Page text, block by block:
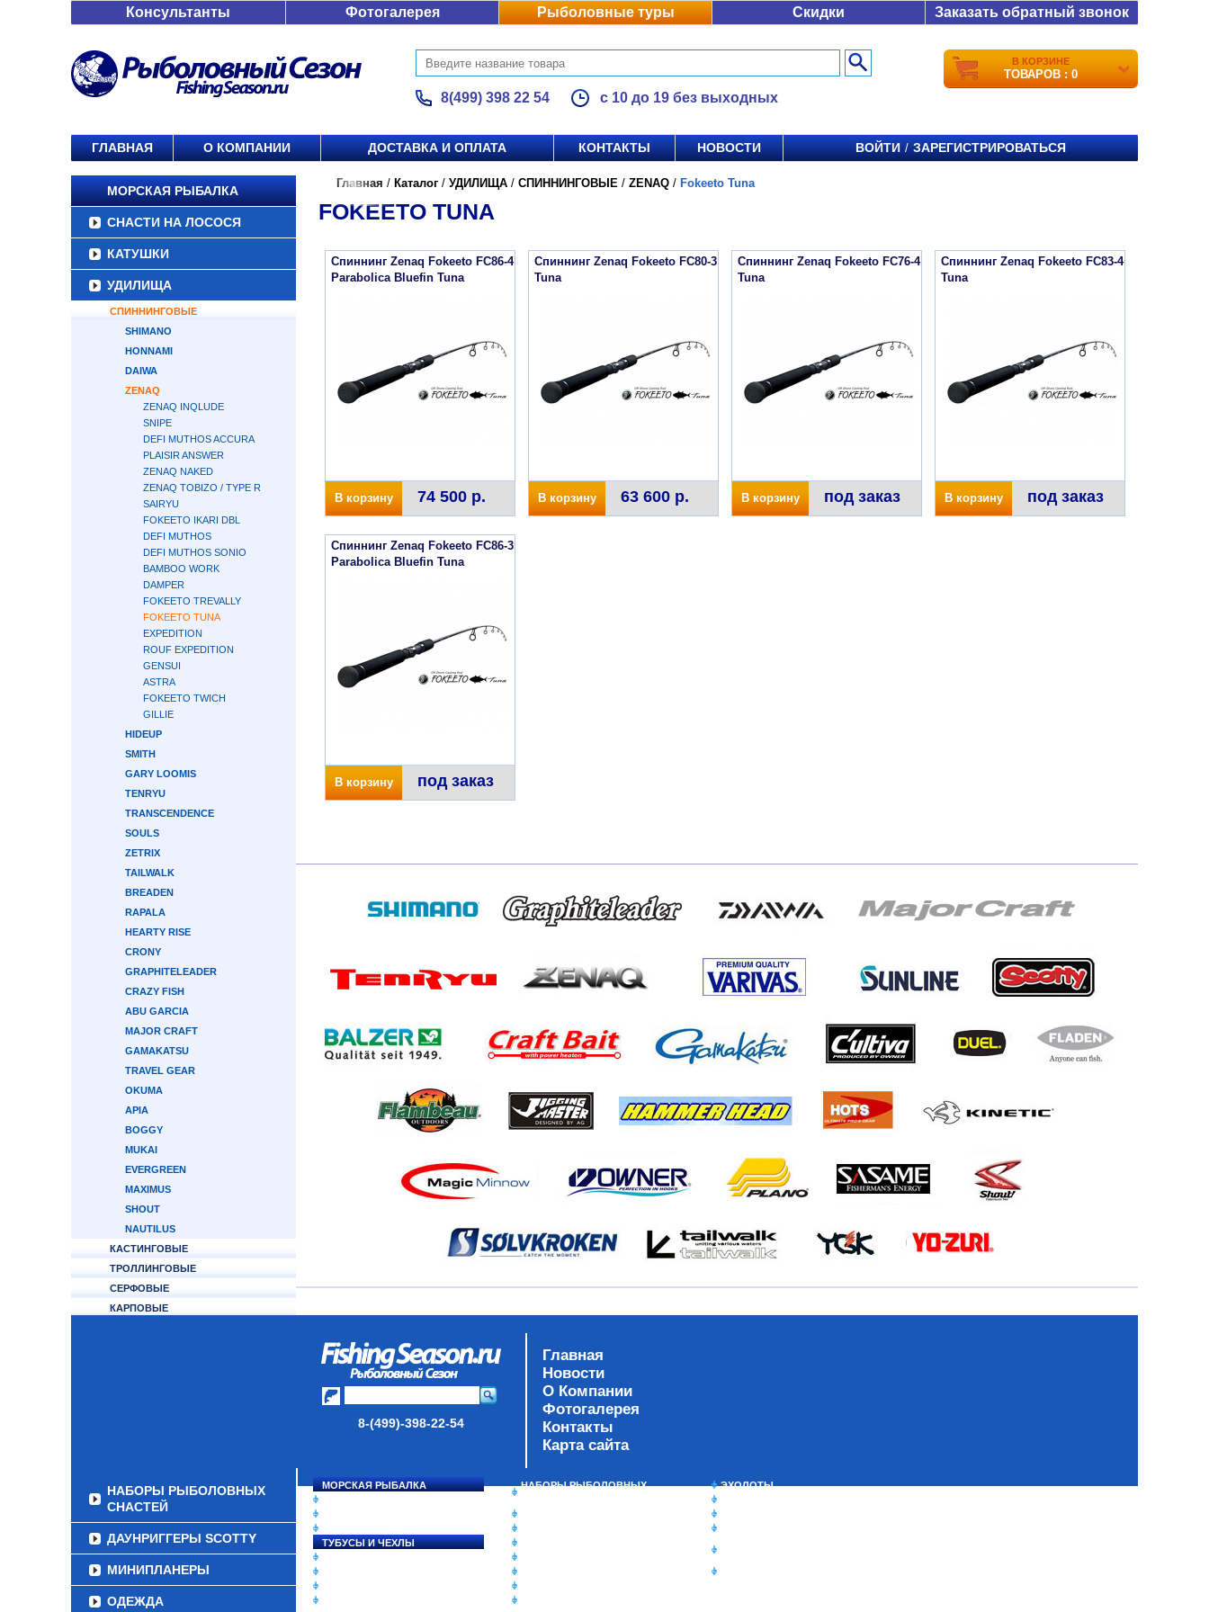
Консультанты Фотогалерея Рыболовные туры Скидки Заказать обратный звонок
8(499) 398 22 54 с 10 до 19 без выходных
В КОРЗИНЕ
ТОВАРОВ : 0
ГЛАВНАЯ О КОМПАНИИ ДОСТАВКА И ОПЛАТА КОНТАКТЫ НОВОСТИ ВОЙТИ / ЗАРЕГИСТРИРОВАТЬСЯ
МОРСКАЯ РЫБАЛКА
СНАСТИ НА ЛОСОСЯ
КАТУШКИ
УДИЛИЩА
СПИННИНГОВЫЕ
SHIMANO
HONNAMI
DAIWA
ZENAQ
ZENAQ INQLUDE
SNIPE
DEFI MUTHOS ACCURA
PLAISIR ANSWER
ZENAQ NAKED
ZENAQ TOBIZO / TYPE R
SAIRYU
FOKEETO IKARI DBL
DEFI MUTHOS
DEFI MUTHOS SONIO
BAMBOO WORK
DAMPER
FOKEETO TREVALLY
FOKEETO TUNA
EXPEDITION
ROUF EXPEDITION
GENSUI
ASTRA
FOKEETO TWICH
GILLIE
HIDEUP
SMITH
GARY LOOMIS
TENRYU
TRANSCENDENCE
SOULS
ZETRIX
TAILWALK
BREADEN
RAPALA
HEARTY RISE
CRONY
GRAPHITELEADER
CRAZY FISH
ABU GARCIA
MAJOR CRAFT
GAMAKATSU
TRAVEL GEAR
OKUMA
APIA
BOGGY
MUKAI
EVERGREEN
MAXIMUS
SHOUT
NAUTILUS
КАСТИНГОВЫЕ
ТРОЛЛИНГОВЫЕ
СЕРФОВЫЕ
КАРПОВЫЕ
НАБОРЫ РЫБОЛОВНЫХ
СНАСТЕЙ
ДАУНРИГГЕРЫ SCOTTY
МИНИПЛАНЕРЫ
ОДЕЖДА
Главная / Каталог / УДИЛИЩА / СПИННИНГОВЫЕ / ZENAQ / Fokeeto Tuna
FOKEETO TUNA
Спиннинг Zenaq Fokeeto FC86-4
Parabolica Bluefin Tuna
В корзину 74 500 р.
Спиннинг Zenaq Fokeeto FC80-3
Tuna
В корзину 63 600 р.
Спиннинг Zenaq Fokeeto FC76-4
Tuna
В корзину под заказ
Спиннинг Zenaq Fokeeto FC83-4
Tuna
В корзину под заказ
Спиннинг Zenaq Fokeeto FC86-3
Parabolica Bluefin Tuna
В корзину под заказ
8-(499)-398-22-54
Главная
Новости
О Компании
Фотогалерея
Контакты
Карта сайта
МОРСКАЯ РЫБАЛКА
ТУБУСЫ И ЧЕХЛЫ
НАБОРЫ РЫБОЛОВНЫХ
ЭХОЛОТЫ